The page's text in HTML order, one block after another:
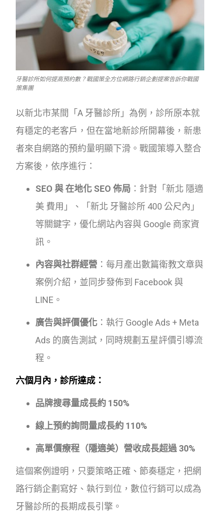
牙醫診所如何提高預約數？戰國策全方位網路行銷企劃提案告訴你戰國
策集團
以新北市某間「A 牙醫診所」為例，診所原本就
有穩定的老客戶，但在當地新診所開幕後，新患
者來自網路的預約量明顯下滑。戰國策導入整合
方案後，依序進行：
SEO 與 在地化 SEO 佈局 ：針對「新北 隱適
美 費用」、「新北 牙醫診所 400 公尺內」
等關鍵字，優化網站內容與 Google 商家資
訊。
內容與社群經營 ：每月產出數篇衛教文章與
案例介紹，並同步發佈到 Facebook 與
LINE。
廣告與評價優化 ：執行 Google Ads + Meta
Ads 的廣告測試，同時規劃五星評價引導流
程。
六個月內，診所達成：
品牌搜尋量成長約 150%
線上預約詢問量成長約 110%
高單價療程（隱適美）營收成長超過 30%
這個案例證明，只要策略正確、節奏穩定，把網
路行銷企劃寫好、執行到位，數位行銷可以成為
牙醫診所的長期成長引擎。